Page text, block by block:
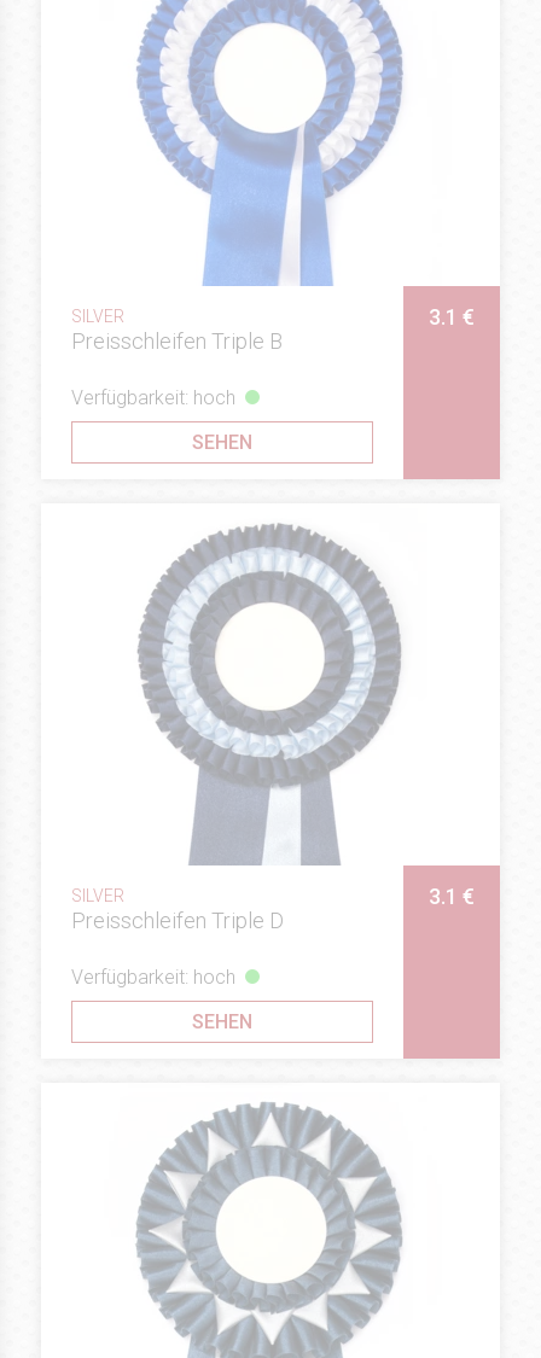
SILVER
Preisschleifen Triple B
3.1 €
Verfügbarkeit: hoch
SEHEN
SILVER
Preisschleifen Triple D
3.1 €
Verfügbarkeit: hoch
SEHEN